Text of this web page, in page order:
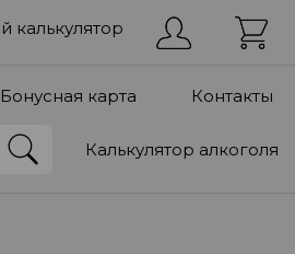
калькулятор
Бонусная карта Контакты
Калькулятор алкоголя